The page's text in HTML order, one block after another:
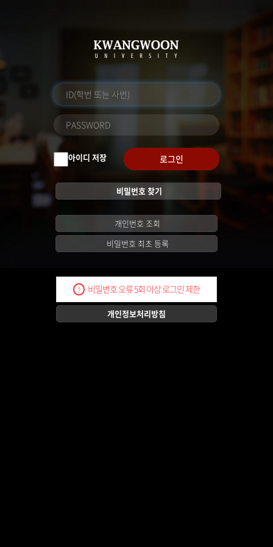
아이디 저장 로그인
비밀번호 찾기
개인번호 조회
비밀번호 최초 등록
! 비밀번호 오류 5회 이상 로그인 제한
개인정보처리방침